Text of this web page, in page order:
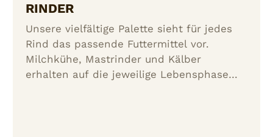
RINDER
Unsere vielfältige Palette sieht für jedes
Rind das passende Futtermittel vor.
Milchkühe, Mastrinder und Kälber
erhalten auf die jeweilige Lebensphase